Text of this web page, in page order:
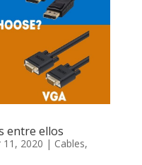
entre ellos
11, 2020 | Cables,